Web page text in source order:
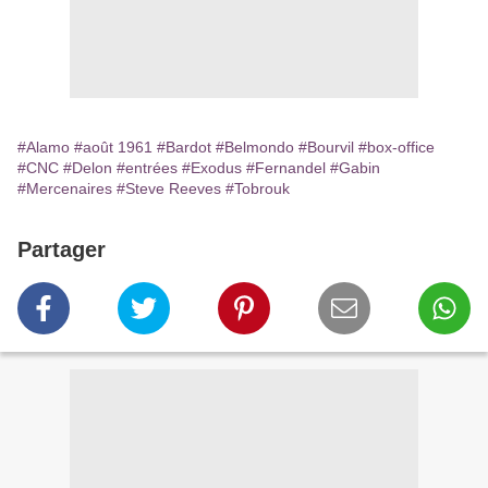
#Alamo #août 1961 #Bardot #Belmondo #Bourvil #box-office
#CNC #Delon #entrées #Exodus #Fernandel #Gabin
#Mercenaires #Steve Reeves #Tobrouk
Partager